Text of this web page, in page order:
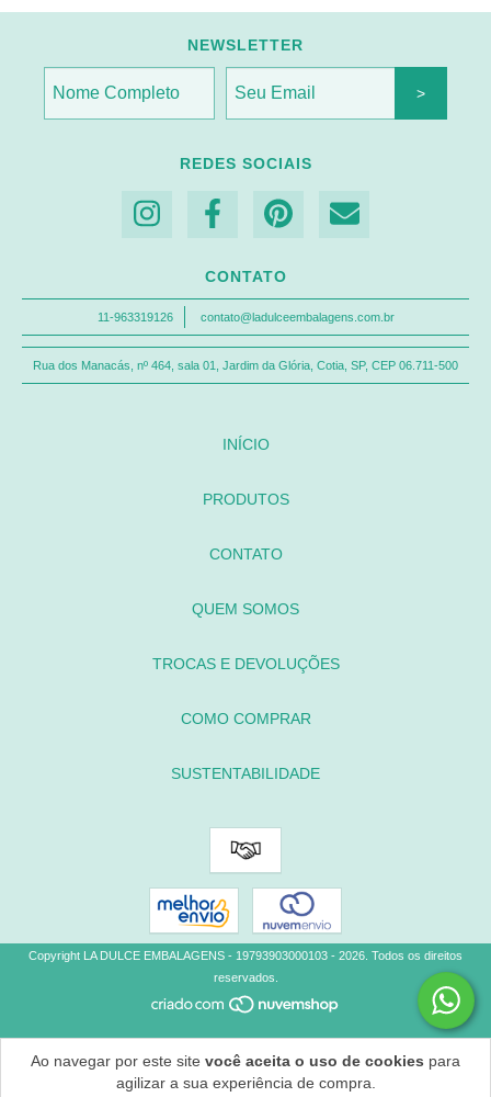
Ao navegar por este site você aceita o uso de cookies para
agilizar a sua experiência de compra.
NEWSLETTER
REDES SOCIAIS
CONTATO
11-963319126 contato@ladulceembalagens.com.br
Rua dos Manacás, nº 464, sala 01, Jardim da Glória, Cotia, SP, CEP 06.711-500
INÍCIO
PRODUTOS
CONTATO
QUEM SOMOS
TROCAS E DEVOLUÇÕES
COMO COMPRAR
SUSTENTABILIDADE
Copyright LA DULCE EMBALAGENS - 19793903000103 - 2026. Todos os direitos
reservados.